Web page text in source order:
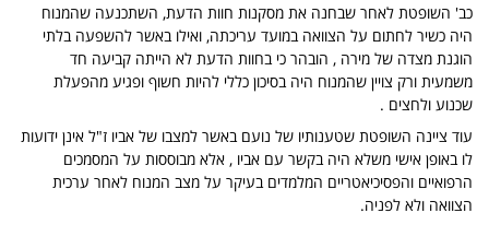
כב' השופטת לאחר שבחנה את מסקנות חוות הדעת, השתכנעה שהמנוח
היה כשיר לחתום על הצוואה במועד עריכתה, ואילו באשר להשפעה בלתי
הוגנת מצדה של מירה , הובהר כי בחוות הדעת לא הייתה קביעה חד
משמעית ורק צויין שהמנוח היה בסיכון כללי להיות חשוף ופגיע מהפעלת
שכנוע ולחצים .
עוד ציינה השופטת שטענותיו של נועם באשר למצבו של אביו ז"ל אינן ידועות
לו באופן אישי משלא היה בקשר עם אביו , אלא מבוססות על המסמכים
הרפואיים והפסיכיאטריים המלמדים בעיקר על מצב המנוח לאחר ערכית
הצוואה ולא לפניה.